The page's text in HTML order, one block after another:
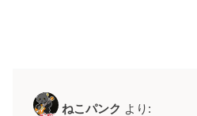
ねこパンク より: